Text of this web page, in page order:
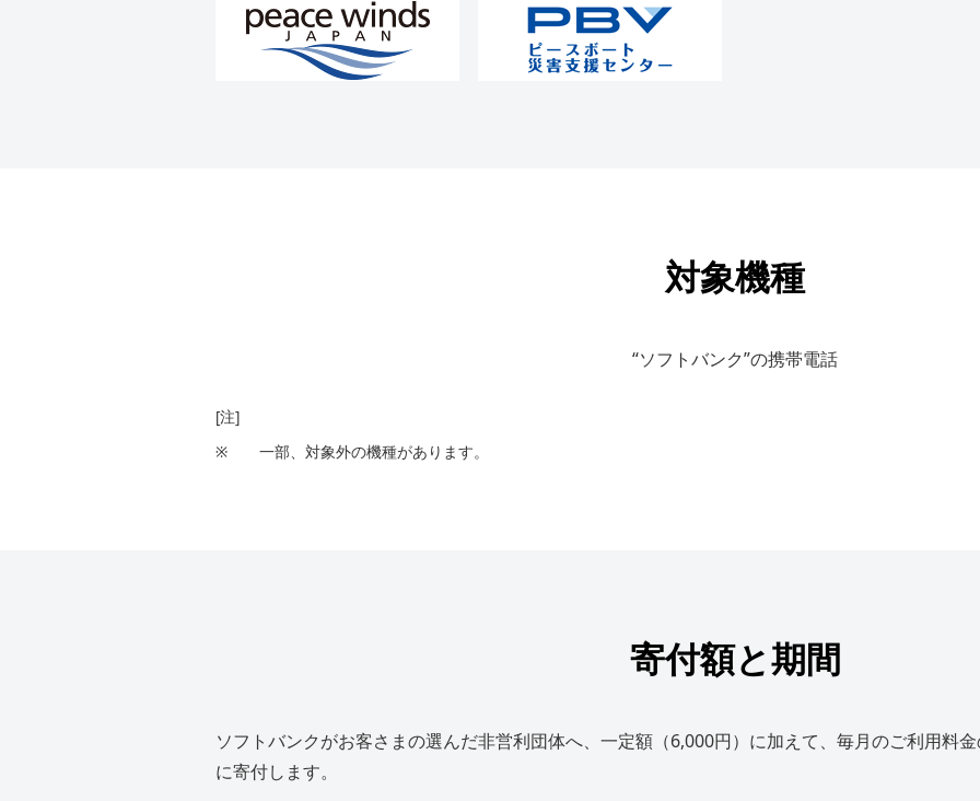
対象機種
“ソフトバンク”の携帯電話
[注]
※
一部、対象外の機種があります。
寄付額と期間
ソフトバンクがお客さまの選んだ非営利団体へ、一定額（6,000円）に加えて、毎月のご利用料
に寄付します。